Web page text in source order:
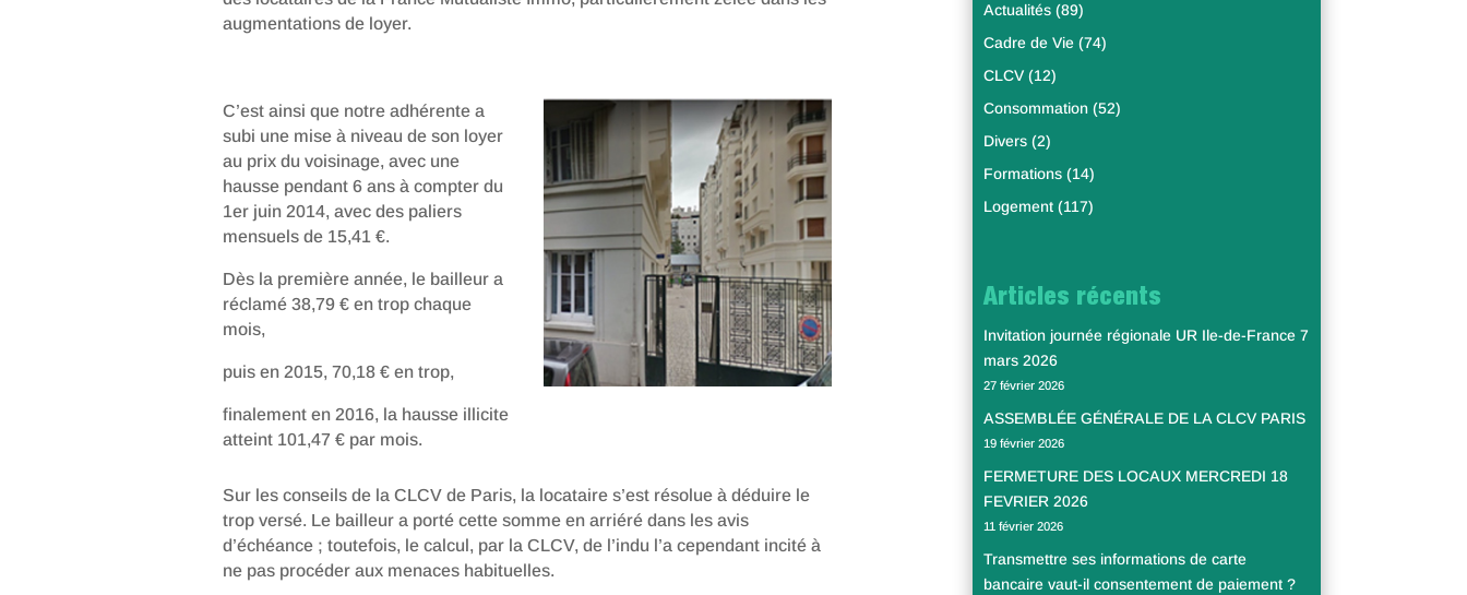
augmentations de loyer.
C’est ainsi que notre adhérente a
subi une mise à niveau de son loyer
au prix du voisinage, avec une
hausse pendant 6 ans à compter du
1er juin 2014, avec des paliers
mensuels de 15,41 €.
Dès la première année, le bailleur a
réclamé 38,79 € en trop chaque
mois,
puis en 2015, 70,18 € en trop,
finalement en 2016, la hausse illicite
atteint 101,47 € par mois.
Sur les conseils de la CLCV de Paris, la locataire s’est résolue à déduire le
trop versé. Le bailleur a porté cette somme en arriéré dans les avis
d’échéance ; toutefois, le calcul, par la CLCV, de l’indu l’a cependant incité à
ne pas procéder aux menaces habituelles.
Actualités(89)
Cadre de Vie(74)
CLCV(12)
Consommation(52)
Divers(2)
Formations(14)
Logement(117)
Articles récents
Invitation journée régionale UR Ile-de-France 7
mars 2026
27 février 2026
ASSEMBLÉE GÉNÉRALE DE LA CLCV PARIS
19 février 2026
FERMETURE DES LOCAUX MERCREDI 18
FEVRIER 2026
11 février 2026
Transmettre ses informations de carte
bancaire vaut-il consentement de paiement ?